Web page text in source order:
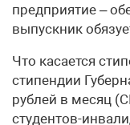
предприятие –
выпускник
Что касается
стипендии
рублей в месяц
студентов-